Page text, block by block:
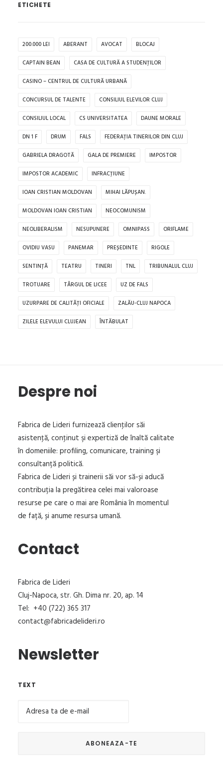
ETICHETE
200.000 LEI ABERANT AVOCAT BLOCAJ
CAPTAIN BEAN CASA DE CULTURĂ A STUDENȚILOR
CASINO – CENTRUL DE CULTURĂ URBANĂ
CONCURSUL DE TALENTE CONSILIUL ELEVILOR CLUJ
CONSILIUL LOCAL CS UNIVERSITATEA DAUNE MORALE
DN 1 F DRUM FALS FEDERAȚIA TINERILOR DIN CLUJ
GABRIELA DRAGOTĂ GALA DE PREMIERE IMPOSTOR
IMPOSTOR ACADEMIC INFRACȚIUNE
IOAN CRISTIAN MOLDOVAN MIHAI LĂPUȘAN.
MOLDOVAN IOAN CRISTIAN NEOCOMUNISM
NEOLIBERALISM NESUPUNERE OMNIPASS ORIFLAME
OVIDIU VASU PANEMAR PREȘEDINTE RIGOLE
SENTINȚĂ TEATRU TINERI TNL TRIBUNALUL CLUJ
TROTUARE TÂRGUL DE LICEE UZ DE FALS
UZURPARE DE CALITĂȚI OFICIALE ZALĂU-CLUJ NAPOCA
ZILELE ELEVULUI CLUJEAN ÎNTĂBULAT
Despre noi
Fabrica de Lideri furnizează clienţilor săi
asistenţă, conţinut şi expertiză de înaltă calitate
în domeniile: profiling, comunicare, training şi
consultanță politică.
Fabrica de Lideri și trainerii săi vor să-și aducă
contribuția la pregătirea celei mai valoroase
resurse pe care o mai are România în momentul
de față, și anume resursa umană.
Contact
Fabrica de Lideri
Cluj-Napoca, str. Gh. Dima nr. 20, ap. 14
Tel: +40 (722) 365 317
contact@fabricadelideri.ro
Newsletter
TEXT